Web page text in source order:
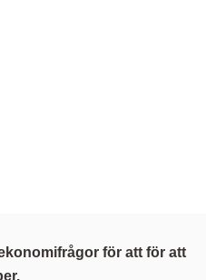
för att för att